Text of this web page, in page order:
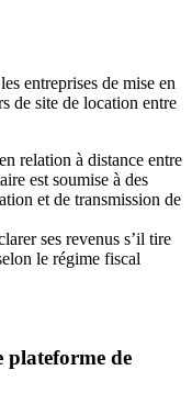
entreprises de mise en
de site de location entre
relation à distance entre
est soumise à des
et de transmission de
ses revenus s’il tire
le régime fiscal
plateforme de